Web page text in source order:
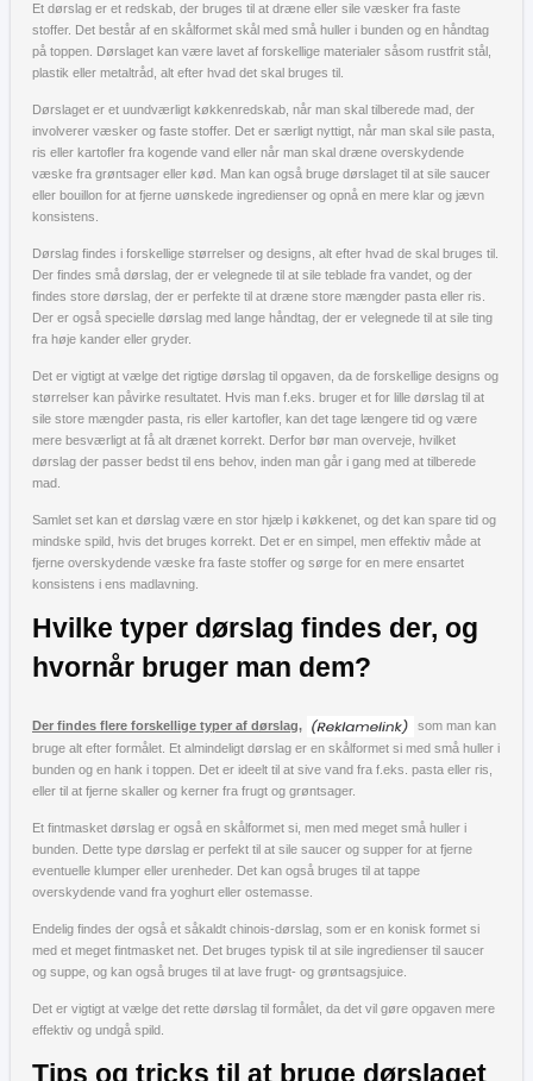
Et dørslag er et redskab, der bruges til at dræne eller sile væsker fra faste
stoffer. Det består af en skålformet skål med små huller i bunden og en håndtag
på toppen. Dørslaget kan være lavet af forskellige materialer såsom rustfrit stål,
plastik eller metaltråd, alt efter hvad det skal bruges til.
Dørslaget er et uundværligt køkkenredskab, når man skal tilberede mad, der
involverer væsker og faste stoffer. Det er særligt nyttigt, når man skal sile pasta,
ris eller kartofler fra kogende vand eller når man skal dræne overskydende
væske fra grøntsager eller kød. Man kan også bruge dørslaget til at sile saucer
eller bouillon for at fjerne uønskede ingredienser og opnå en mere klar og jævn
konsistens.
Dørslag findes i forskellige størrelser og designs, alt efter hvad de skal bruges til.
Der findes små dørslag, der er velegnede til at sile teblade fra vandet, og der
findes store dørslag, der er perfekte til at dræne store mængder pasta eller ris.
Der er også specielle dørslag med lange håndtag, der er velegnede til at sile ting
fra høje kander eller gryder.
Det er vigtigt at vælge det rigtige dørslag til opgaven, da de forskellige designs og
størrelser kan påvirke resultatet. Hvis man f.eks. bruger et for lille dørslag til at
sile store mængder pasta, ris eller kartofler, kan det tage længere tid og være
mere besværligt at få alt drænet korrekt. Derfor bør man overveje, hvilket
dørslag der passer bedst til ens behov, inden man går i gang med at tilberede
mad.
Samlet set kan et dørslag være en stor hjælp i køkkenet, og det kan spare tid og
mindske spild, hvis det bruges korrekt. Det er en simpel, men effektiv måde at
fjerne overskydende væske fra faste stoffer og sørge for en mere ensartet
konsistens i ens madlavning.
Hvilke typer dørslag findes der, og
hvornår bruger man dem?
Der findes flere forskellige typer af dørslag,
som man kan
bruge alt efter formålet. Et almindeligt dørslag er en skålformet si med små huller i
bunden og en hank i toppen. Det er ideelt til at sive vand fra f.eks. pasta eller ris,
eller til at fjerne skaller og kerner fra frugt og grøntsager.
Et fintmasket dørslag er også en skålformet si, men med meget små huller i
bunden. Dette type dørslag er perfekt til at sile saucer og supper for at fjerne
eventuelle klumper eller urenheder. Det kan også bruges til at tappe
overskydende vand fra yoghurt eller ostemasse.
Endelig findes der også et såkaldt chinois-dørslag, som er en konisk formet si
med et meget fintmasket net. Det bruges typisk til at sile ingredienser til saucer
og suppe, og kan også bruges til at lave frugt- og grøntsagsjuice.
Det er vigtigt at vælge det rette dørslag til formålet, da det vil gøre opgaven mere
effektiv og undgå spild.
Tips og tricks til at bruge dørslaget